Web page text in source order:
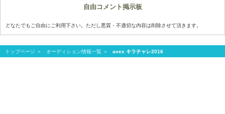
自由コメント掲示板
どなたでもご自由にご利用下さい。ただし悪質・不適切な内容は削除させて頂きます。
トップページ オーディション情報一覧 avex キラチャレ2016